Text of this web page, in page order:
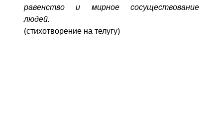
равенство и мирное сосуществование
людей.
(стихотворение на телугу)